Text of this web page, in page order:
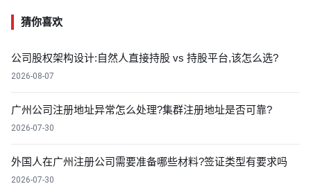
猜你喜欢
公司股权架构设计:自然人直接持股 vs 持股平台,该怎么选?
2026-08-07
广州公司注册地址异常怎么处理?集群注册地址是否可靠?
2026-07-30
外国人在广州注册公司需要准备哪些材料?签证类型有要求吗
2026-07-30